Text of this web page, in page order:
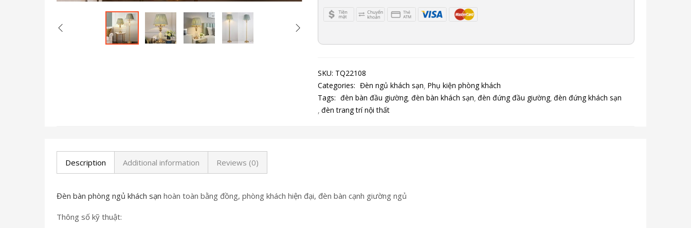
SKU: TQ22108
Categories: Đèn ngủ khách sạn Phụ kiện phòng khách
Tags: đèn bàn đầu giường đèn bàn khách sạn đèn đứng đầu giường đèn đứng khách sạn
đèn trang trí nội thất
Description Additional information Reviews (0)
Đèn bàn phòng ngủ khách sạn hoàn toàn bằng đồng, phòng khách hiện đại, đèn bàn cạnh giường ngủ
Thông số kỹ thuật: